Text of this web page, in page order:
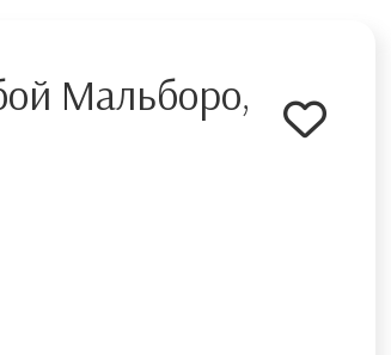
Мальборо,